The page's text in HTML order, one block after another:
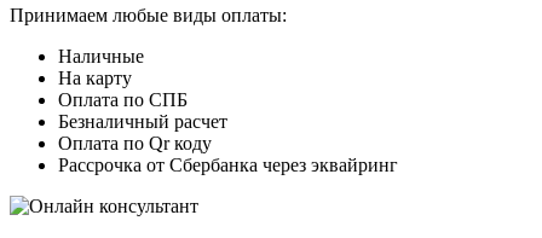
Принимаем любые виды оплаты:
Наличные
На карту
Оплата по СПБ
Безналичный расчет
Оплата по Qr коду
Рассрочка от Сбербанка через эквайринг